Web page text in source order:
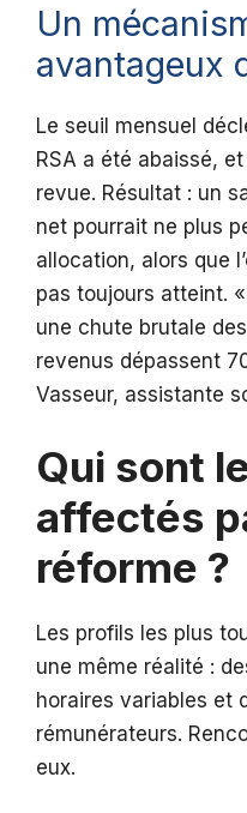
Un
avantageux
Le seuil mensuel
RSA a été abaissé,
revue. Résultat : un
net pourrait ne plus
allocation, alors que
pas toujours atteint.
une chute brutale
revenus dépassent
Vasseur, assistante
Qui sont
affectés
réforme ?
Les profils les plus
une même réalité :
horaires variables et
rémunérateurs.
eux.